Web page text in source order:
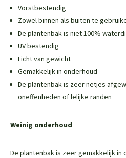
Vorstbestendig
Zowel binnen als buiten te
De plantenbak is niet 100%
UV bestendig
Licht van gewicht
Gemakkelijk in onderhoud
De plantenbak is zeer netjes
oneffenheden of lelijke randen
Weinig onderhoud
De plantenbak is zeer gemakkelijk in